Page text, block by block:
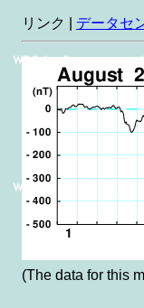
リンク | データセ
(The data for this